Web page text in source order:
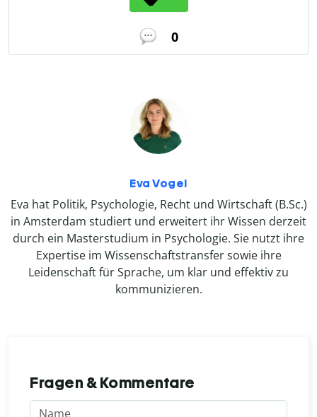
0
Eva Vogel
Eva hat Politik, Psychologie, Recht und Wirtschaft (B.Sc.)
in Amsterdam studiert und erweitert ihr Wissen derzeit
durch ein Masterstudium in Psychologie. Sie nutzt ihre
Expertise im Wissenschaftstransfer sowie ihre
Leidenschaft für Sprache, um klar und effektiv zu
kommunizieren.
Fragen & Kommentare